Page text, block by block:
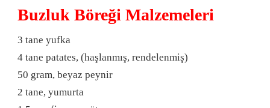
Buzluk Böreği Malzemeleri
3 tane yufka
4 tane patates, (haşlanmış, rendelenmiş)
50 gram, beyaz peynir
2 tane, yumurta